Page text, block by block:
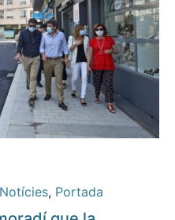
Notícies, Portada